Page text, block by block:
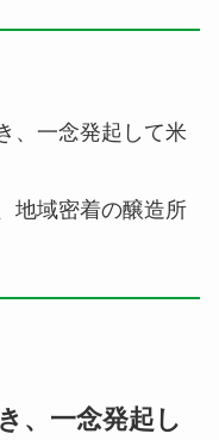
、一念発起して米
地域密着の醸造所
、一念発起し